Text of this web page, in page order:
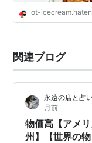
ot-
関連ブログ
永遠の店と占
月前
物価高【アメ
州】【世界の